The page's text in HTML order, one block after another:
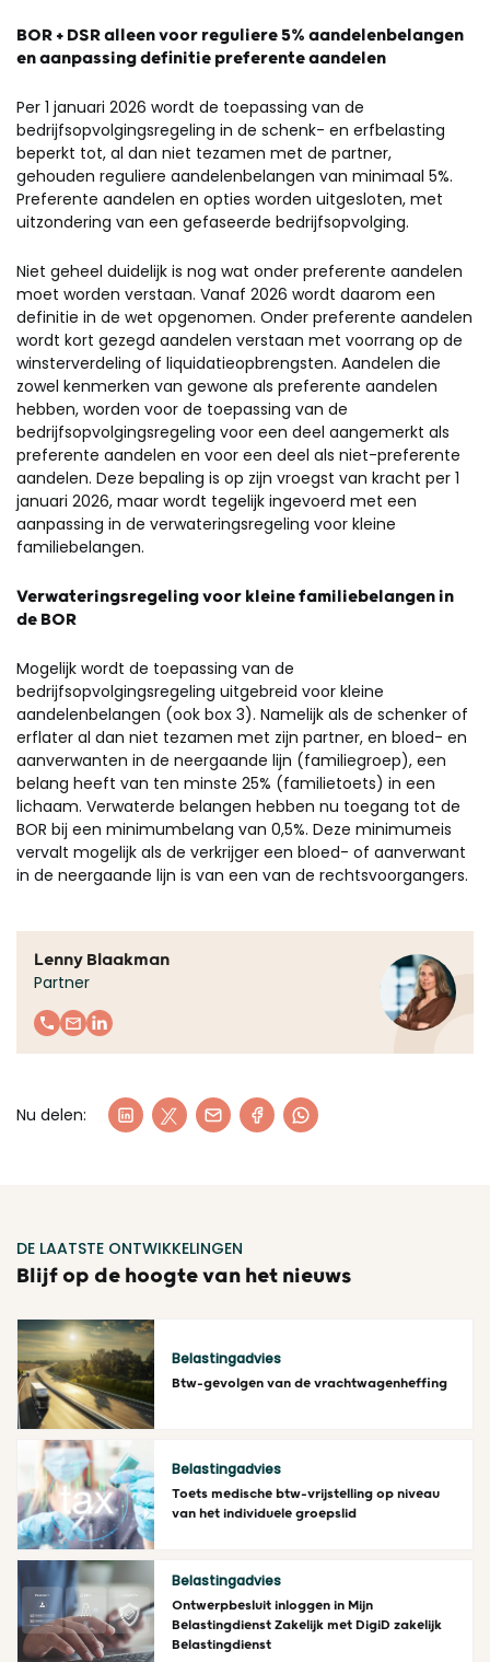
BOR + DSR alleen voor reguliere 5% aandelenbelangen
en aanpassing definitie preferente aandelen
Per 1 januari 2026 wordt de toepassing van de
bedrijfsopvolgingsregeling in de schenk- en erfbelasting
beperkt tot, al dan niet tezamen met de partner,
gehouden reguliere aandelenbelangen van minimaal 5%.
Preferente aandelen en opties worden uitgesloten, met
uitzondering van een gefaseerde bedrijfsopvolging.
Niet geheel duidelijk is nog wat onder preferente aandelen
moet worden verstaan. Vanaf 2026 wordt daarom een
definitie in de wet opgenomen. Onder preferente aandelen
wordt kort gezegd aandelen verstaan met voorrang op de
winsterverdeling of liquidatieopbrengsten. Aandelen die
zowel kenmerken van gewone als preferente aandelen
hebben, worden voor de toepassing van de
bedrijfsopvolgingsregeling voor een deel aangemerkt als
preferente aandelen en voor een deel als niet-preferente
aandelen. Deze bepaling is op zijn vroegst van kracht per 1
januari 2026, maar wordt tegelijk ingevoerd met een
aanpassing in de verwateringsregeling voor kleine
familiebelangen.
Verwateringsregeling voor kleine familiebelangen in
de BOR
Mogelijk wordt de toepassing van de
bedrijfsopvolgingsregeling uitgebreid voor kleine
aandelenbelangen (ook box 3). Namelijk als de schenker of
erflater al dan niet tezamen met zijn partner, en bloed- en
aanverwanten in de neergaande lijn (familiegroep), een
belang heeft van ten minste 25% (familietoets) in een
lichaam. Verwaterde belangen hebben nu toegang tot de
BOR bij een minimumbelang van 0,5%. Deze minimumeis
vervalt mogelijk als de verkrijger een bloed- of aanverwant
in de neergaande lijn is van een van de rechtsvoorgangers.
Lenny Blaakman
Partner
Nu delen:
DE LAATSTE ONTWIKKELINGEN
Blijf op de hoogte van het nieuws
Lees meer
Belastingadvies
Btw-gevolgen van de vrachtwagenheffing
Lees meer
Belastingadvies
Toets medische btw-vrijstelling op niveau
van het individuele groepslid
Belastingadvies
Ontwerpbesluit inloggen in Mijn
Belastingdienst Zakelijk met DigiD zakelijk
Belastingdienst